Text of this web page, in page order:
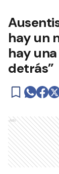
hay un
hay
detrás”
Ads